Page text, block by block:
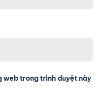
web trong trình duyệt này